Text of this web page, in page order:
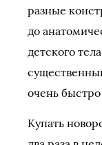
разные
до
детского
очень
Купать